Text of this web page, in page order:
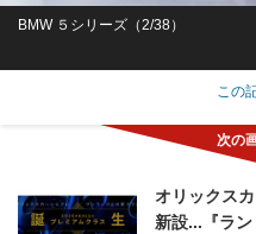
BMW ５シリーズ（2/38）
この
オリックス
新設...『ラ